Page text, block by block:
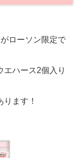
ローソン限定で
エハース2個入り
ます！